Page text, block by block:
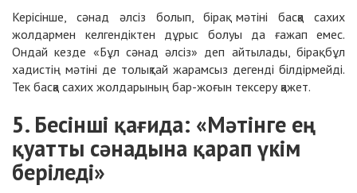
Керісінше, сәнад әлсіз болып, бірақ мәтіні басқа сахих
жолдармен келгендіктен дұрыс болуы да ғажап емес.
Ондай кезде «Бұл сәнад әлсіз» деп айтылады, бірақ бұл
хадистің мәтіні де толықтай жарамсыз дегенді білдірмейді.
Тек басқа сахих жолдарының бар-жоғын тексеру қажет.
5. Бесінші қағида: «Мәтінге ең
қуатты сәнадына қарап үкім
беріледі»